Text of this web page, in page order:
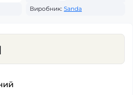
Виробник: Sanda